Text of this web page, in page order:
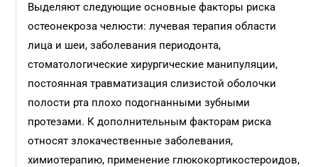
Выделяют следующие основные факторы риска
остеонекроза челюсти: лучевая терапия области
лица и шеи, заболевания периодонта,
стоматологические хирургические манипуляции,
постоянная травматизация слизистой оболочки
полости рта плохо подогнанными зубными
протезами. К дополнительным факторам риска
относят злокачественные заболевания,
химиотерапию, применение глюкокортикостероидов,